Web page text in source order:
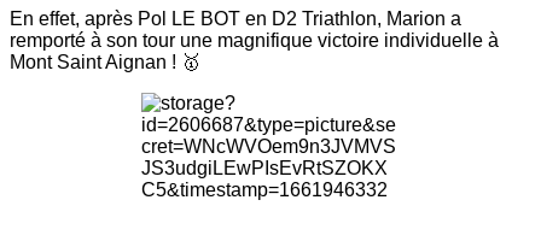
En effet, après Pol LE BOT en D2 Triathlon, Marion a
remporté à son tour une magnifique victoire individuelle à
Mont Saint Aignan ! 🥇